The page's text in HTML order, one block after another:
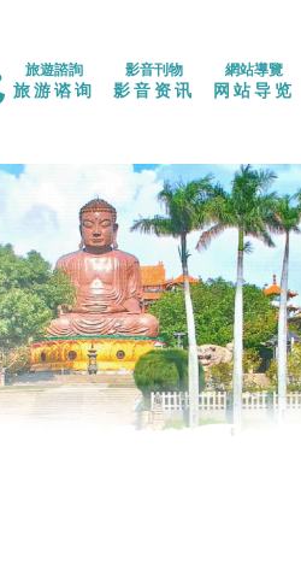
旅遊諮詢
旅游谘询
影音刊物
影音资讯
網站導覽
网站导览